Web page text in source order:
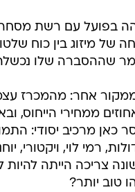
בפועל עם רשת
מיזוג בין כוח
שההסברה שלו
ממקור אחר: מהמכרז
כנמוכה בכ-22 עד 30 אחוזים
כאן מרכיב יסודי:
רמי לוי, ויקטורי,
צריכה הייתה
טוב יותר?